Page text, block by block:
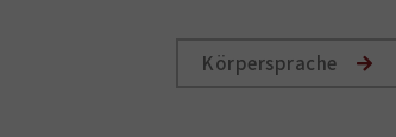
Körpersprache